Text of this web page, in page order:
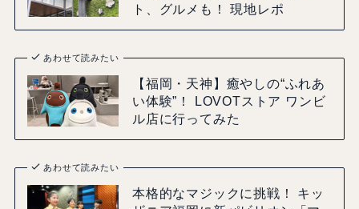
ト、グルメも！ 現地レポ
あわせて読みたい
【福岡・天神】癒やしの“ふれあ
い体験”！ LOVOTストア ワンビ
ル店に行ってみた
あわせて読みたい
本格的なマジックに挑戦！ キッ